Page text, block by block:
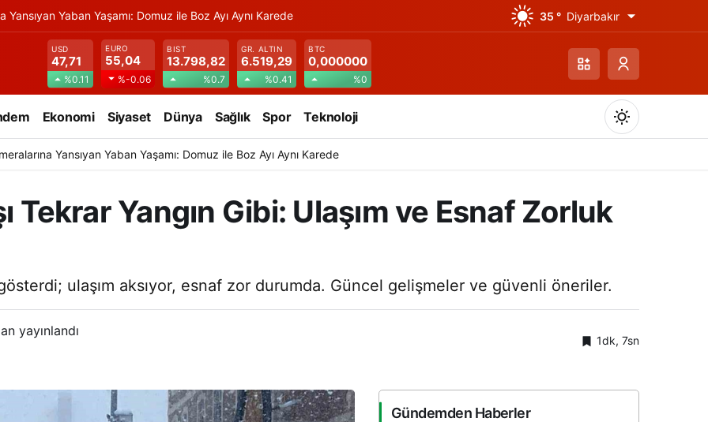
Yansıyan Yaban Yaşamı: Domuz ile Boz Ayı Aynı Karede 35 ° Diyarbakır
USD
47,71
%0.11
EURO
55,04
%-0.06
BIST
13.798,82
%0.7
GR. ALTIN
6.519,29
%0.41
BTC
0,000000
%0
Ekonomi Siyaset Dünya Sağlık Spor Teknoloji
Yansıyan Yaban Yaşamı: Domuz ile Boz Ayı Aynı Karede
Tekrar Yangın Gibi: Ulaşım ve Esnaf Zorluk
ulaşım aksıyor, esnaf zor durumda. Güncel gelişmeler ve güvenli öneriler.
yayınlandı
1dk, 7sn
Gündemden Haberler